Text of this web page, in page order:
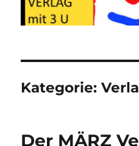
Kategorie:
Der MÄRZ